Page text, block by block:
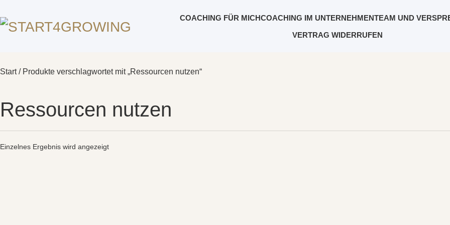
COACHING FÜR MICHCOACHING IM UNTERNEHMENTEAM UND
VERTRAG WIDERRUFEN
Start/ Produkte verschlagwortet mit „Ressourcen nutzen“
Ressourcen nutzen
Einzelnes Ergebnis wird angezeigt